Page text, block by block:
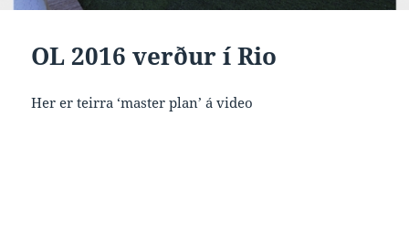
OL 2016 verður í Rio
Her er teirra ‘master plan’ á video